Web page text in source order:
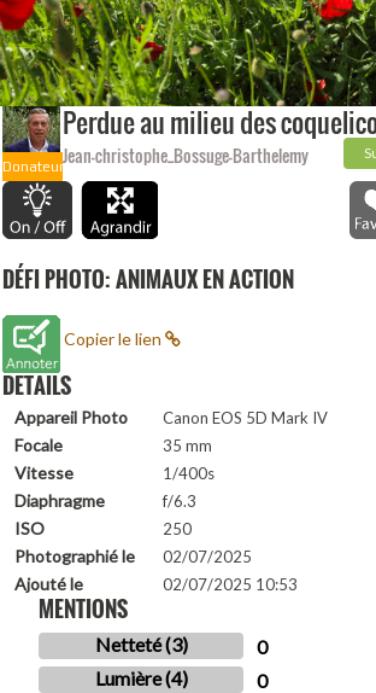
Donateur
Perdue au milieu des
Jean-christophe_Bossuge-Barthelemy
DÉFI PHOTO: ANIMAUX EN ACTION
Copier le lien
DETAILS
Appareil Photo Canon EOS 5D Mark IV
Focale 35 mm
Vitesse 1/400s
Diaphragme f/6.3
ISO 250
Photographié le 02/07/2025
Ajouté le 02/07/2025 10:53
MENTIONS
Netteté (3)
0
Lumière (4)
0